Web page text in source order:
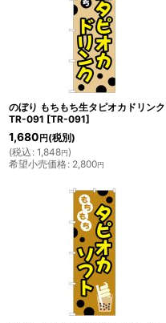
のぼり もちもち生タピオカドリンク
TR-091 [TR-091]
1,680 円 (税別)
(税込 : 1,848円)
希望小売価格: 2,800円